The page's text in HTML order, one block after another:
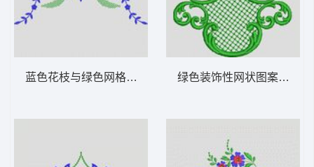
蓝色花枝与绿色网格装饰图案 植物花型绿色装饰性网状图案 植物